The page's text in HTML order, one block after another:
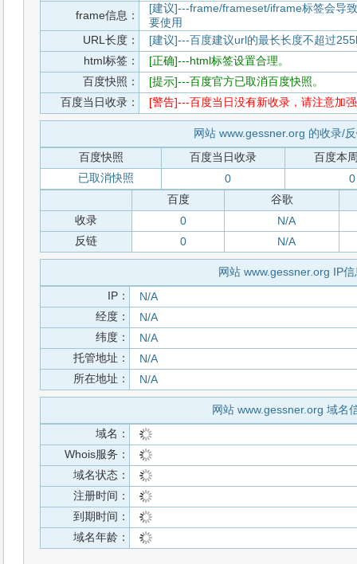
frame信息：
[建议]---frame/frameset/iframe标签会导
要使用
URL长度：
[建议]---百度建议url的最长长度不超过
html标签：
[正确]---html标签设置合理。
百度快照：
[提示]---百度官方已取消百度快照。
百度当日收录：
[警告]---百度当日没有新收录，请注意加
网站 www.gessner.org 的收录/
百度快照
百度当日收录
百度本
已取消快照
0
0
百度
谷歌
收录
0
N/A
反链
0 N/A
网站 www.gessner.org IP信
IP：
N/A
经度：
N/A
纬度：
N/A
托管地址：
N/A
所在地址：
N/A
网站 www.gessner.org 域名
域名：
Whois服务：
域名状态：
注册时间：
到期时间：
域名年龄：